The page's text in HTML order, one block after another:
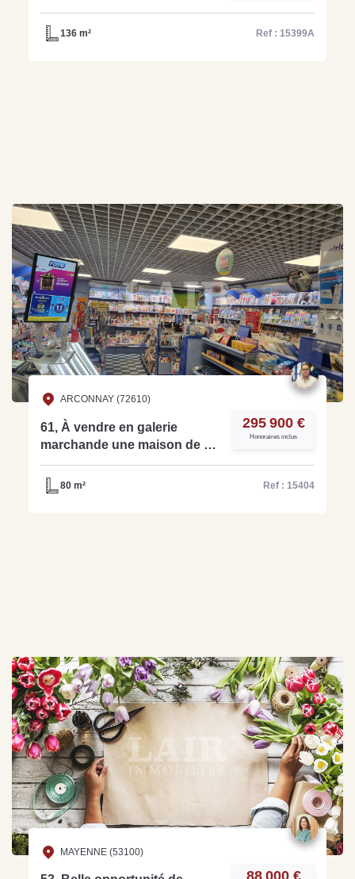
15399A
136 m² Ref : 15399A
ARCONNAY (72610)
61, À vendre en galerie
marchande une maison de la
presse, FDJ, PMU - Ref:
15404
295 900 €
Honoraires inclus
80 m² Ref : 15404
MAYENNE (53100)
88 000 €